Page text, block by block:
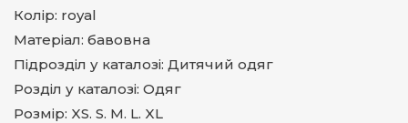
Колір: royal
Матеріал: бавовна
Підрозділ у каталозі: Дитячий одяг
Розділ у каталозі: Одяг
Розмір: XS. S. M. L. XL